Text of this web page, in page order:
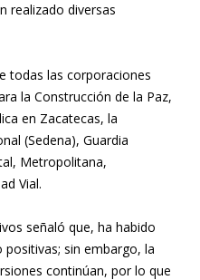
realizado diversas
todas las corporaciones
la Construcción de la Paz,
en Zacatecas, la
(Sedena), Guardia
Metropolitana,
Vial.
señaló que, ha habido
sin embargo, la
continúan, por lo que